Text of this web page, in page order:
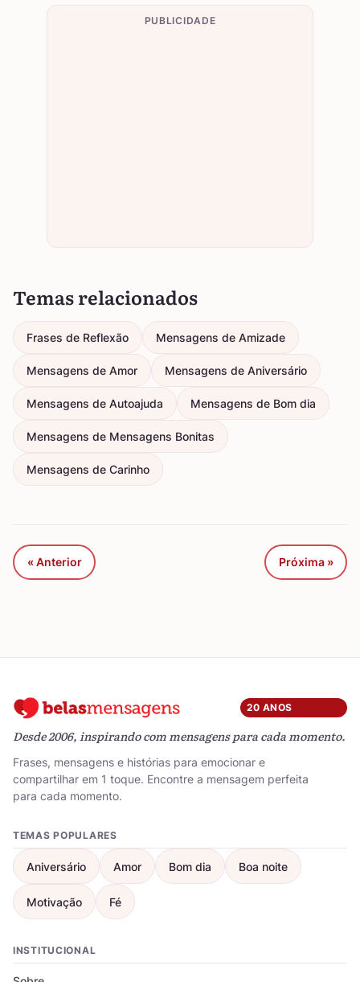
PUBLICIDADE
Temas relacionados
Frases de Reflexão Mensagens de Amizade
Mensagens de Amor Mensagens de Aniversário
Mensagens de Autoajuda Mensagens de Bom dia
Mensagens de Mensagens Bonitas
Mensagens de Carinho
« Anterior Próxima »
20 ANOS
Desde 2006, inspirando com mensagens para cada momento.
Frases, mensagens e histórias para emocionar e
compartilhar em 1 toque. Encontre a mensagem perfeita
para cada momento.
TEMAS POPULARES
Aniversário Amor Bom dia Boa noite
Motivação Fé
INSTITUCIONAL